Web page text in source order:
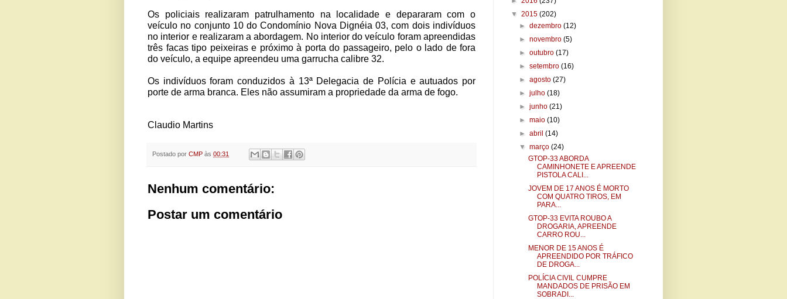
Os policiais realizaram patrulhamento na localidade e depararam com o
veículo no conjunto 10 do Condomínio Nova Dignéia 03, com dois indivíduos
no interior e realizaram a abordagem. No interior do veículo foram apreendidas
três facas tipo peixeiras e próximo à porta do passageiro, pelo o lado de fora
do veículo, a equipe apreendeu uma garrucha calibre 32.
Os indivíduos foram conduzidos à 13ª Delegacia de Polícia e autuados por
porte de arma branca. Eles não assumiram a propriedade da arma de fogo.
Claudio Martins
Postado por CMP às 00:31
Nenhum comentário:
Postar um comentário
▼ 2015 (202)
►dezembro(12)
►novembro(5)
►outubro(17)
►setembro(16)
►agosto(27)
►julho(18)
►junho(21)
►maio(10)
►abril(14)
▼março(24)
GTOP-33 ABORDA
CAMINHONETE E APREENDE
PISTOLA CALI...
JOVEM DE 17 ANOS É MORTO
COM QUATRO TIROS, EM
PARA...
GTOP-33 EVITA ROUBO A
DROGARIA, APREENDE
CARRO ROU...
MENOR DE 15 ANOS É
APREENDIDO POR TRÁFICO
DE DROGA...
POLÍCIA CIVIL CUMPRE
MANDADOS DE PRISÃO EM
SOBRADI...